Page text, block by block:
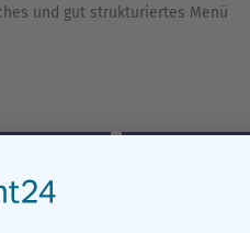
und gut strukturiertes Menü